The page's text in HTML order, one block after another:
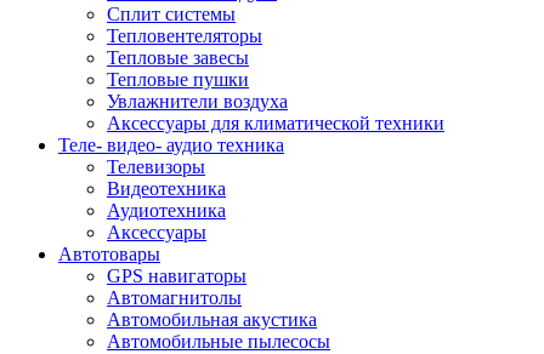
Сплит системы
Тепловентеляторы
Тепловые завесы
Тепловые пушки
Увлажнители воздуха
Аксессуары для климатической техники
Теле- видео- аудио техника
Телевизоры
Видеотехника
Аудиотехника
Аксессуары
Автотовары
GPS навигаторы
Автомагнитолы
Автомобильная акустика
Автомобильные пылесосы